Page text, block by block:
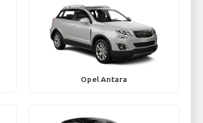
Opel Antara